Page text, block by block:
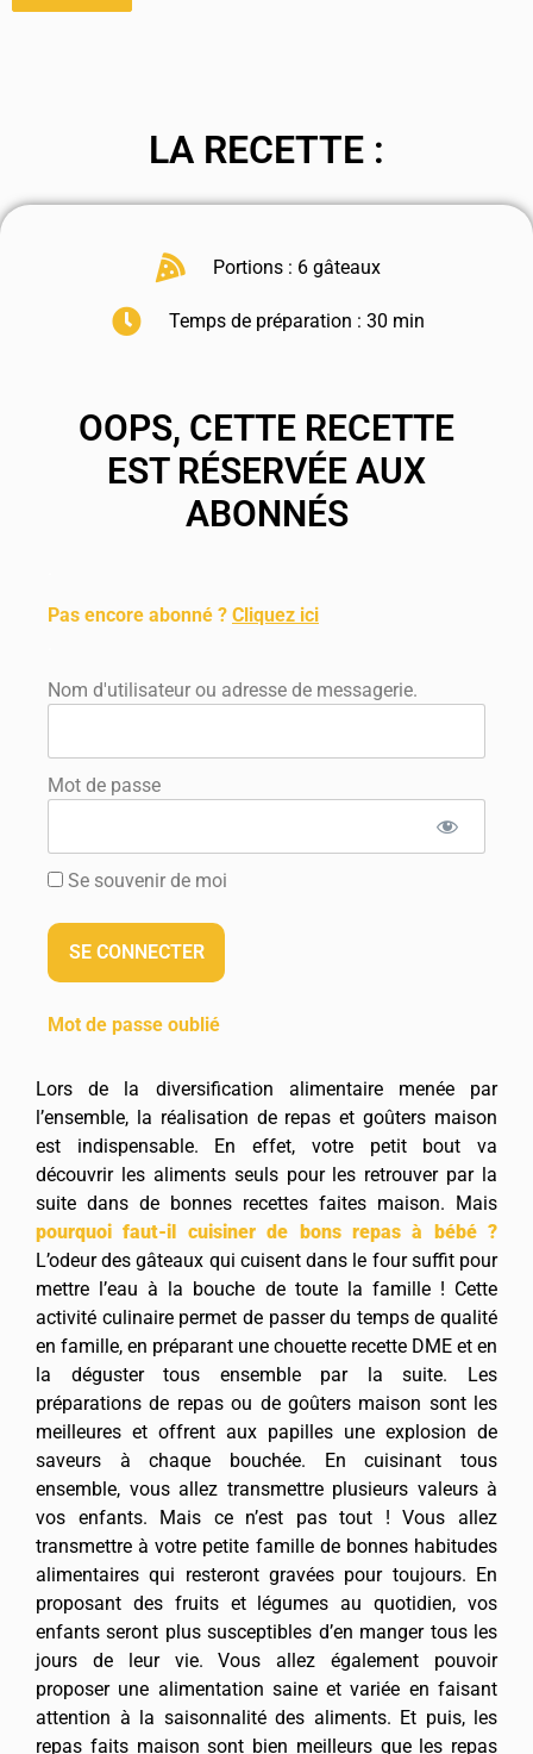
LA RECETTE :
Portions : 6 gâteaux
Temps de préparation : 30 min
OOPS, CETTE RECETTE
EST RÉSERVÉE AUX
ABONNÉS
Pas encore abonné ? Cliquez ici
Nom d'utilisateur ou adresse de messagerie.
Mot de passe
Se souvenir de moi
Mot de passe oublié
Lors de la diversification alimentaire menée par
l’ensemble, la réalisation de repas et goûters maison
est indispensable. En effet, votre petit bout va
découvrir les aliments seuls pour les retrouver par la
suite dans de bonnes recettes faites maison. Mais
pourquoi faut-il cuisiner de bons repas à bébé ?
L’odeur des gâteaux qui cuisent dans le four suffit pour
mettre l’eau à la bouche de toute la famille ! Cette
activité culinaire permet de passer du temps de qualité
en famille, en préparant une chouette recette DME et en
la déguster tous ensemble par la suite. Les
préparations de repas ou de goûters maison sont les
meilleures et offrent aux papilles une explosion de
saveurs à chaque bouchée. En cuisinant tous
ensemble, vous allez transmettre plusieurs valeurs à
vos enfants. Mais ce n’est pas tout ! Vous allez
transmettre à votre petite famille de bonnes habitudes
alimentaires qui resteront gravées pour toujours. En
proposant des fruits et légumes au quotidien, vos
enfants seront plus susceptibles d’en manger tous les
jours de leur vie. Vous allez également pouvoir
proposer une alimentation saine et variée en faisant
attention à la saisonnalité des aliments. Et puis, les
repas faits maison sont bien meilleurs que les repas